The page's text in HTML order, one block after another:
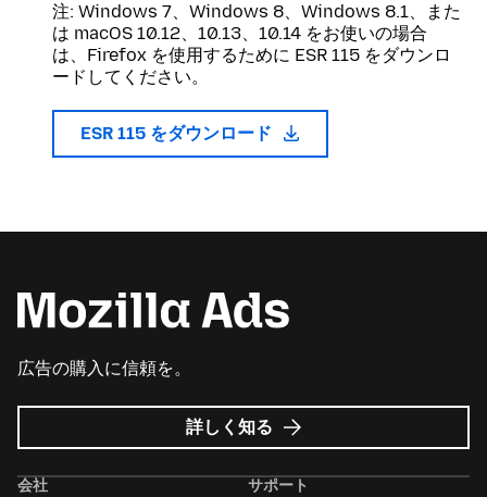
注: Windows 7、Windows 8、Windows 8.1、また
は macOS 10.12、10.13、10.14 をお使いの場合
は、Firefox を使用するために ESR 115 をダウンロ
ードしてください。
ESR 115 をダウンロード
広告の購入に信頼を。
Mozilla
広
詳しく知る
会社 サポート